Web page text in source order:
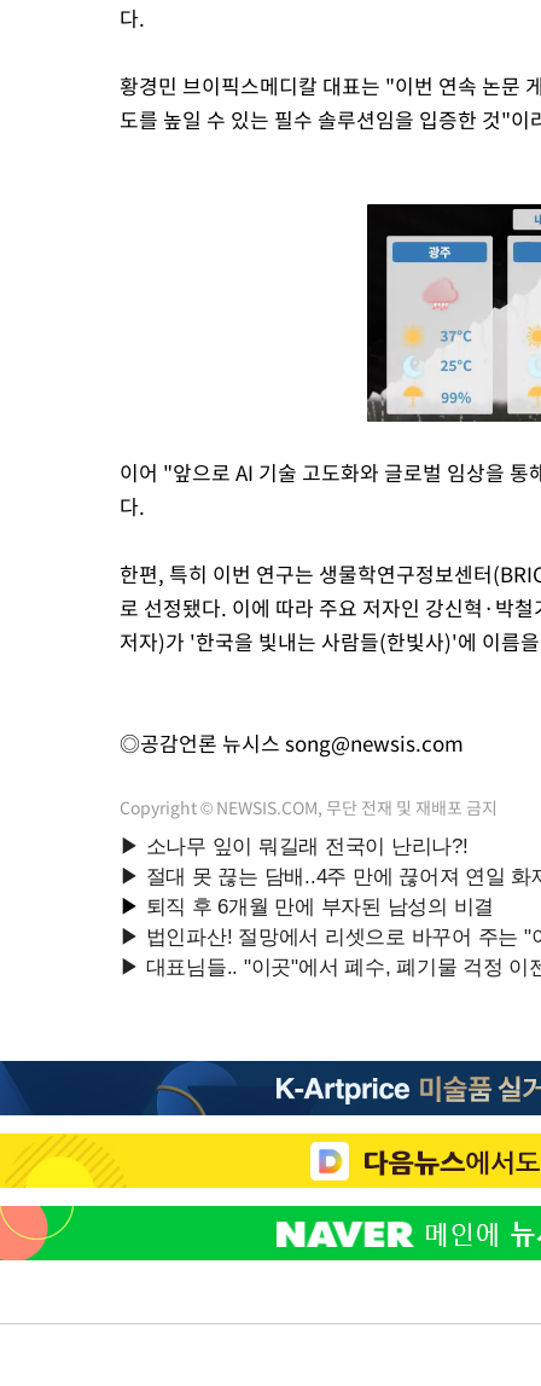
다.
황경민 브이픽스메디칼 대표는 "이번 연속 논문
도를 높일 수 있는 필수 솔루션임을 입증한 것"이
이어 "앞으로 AI 기술 고도화와 글로벌 임상을
다.
한편, 특히 이번 연구는 생물학연구정보센터
로 선정됐다. 이에 따라 주요 저자인 강신혁·박
저자)가 '한국을 빛내는 사람들(한빛사)'에 이름
◎공감언론 뉴시스 song@newsis.com
Copyright © NEWSIS.COM, 무단 전재 및 재배포 금지